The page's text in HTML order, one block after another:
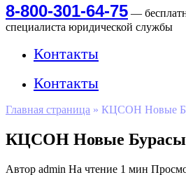
8-800-301-64-75 —
специалиста юридической службы
Контакты
Контакты
Главная страница » КЦСОН Новые
КЦСОН Новые Бурасы
Автор admin На чтение 1 мин